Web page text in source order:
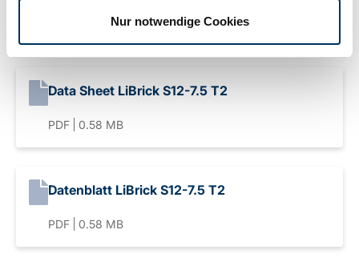
Nur notwendige Cookies
Data Sheet LiBrick S12-7.5 T2
PDF 0.58 MB
Datenblatt LiBrick S12-7.5 T2
PDF 0.58 MB